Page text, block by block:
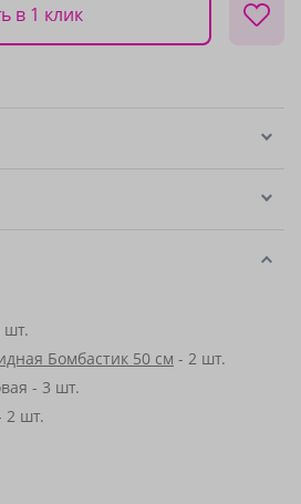
в 1 клик
шт.
Бомбастик 50 см - 2 шт.
- 3 шт.
2 шт.